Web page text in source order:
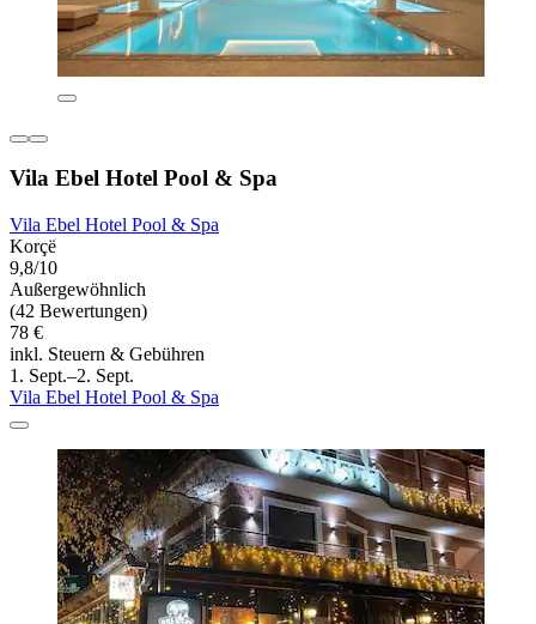
Vila Ebel Hotel Pool & Spa
Vila Ebel Hotel Pool & Spa
Korçë
9,8/10
Außergewöhnlich
(42 Bewertungen)
78 €
inkl. Steuern & Gebühren
1. Sept.–2. Sept.
Vila Ebel Hotel Pool & Spa